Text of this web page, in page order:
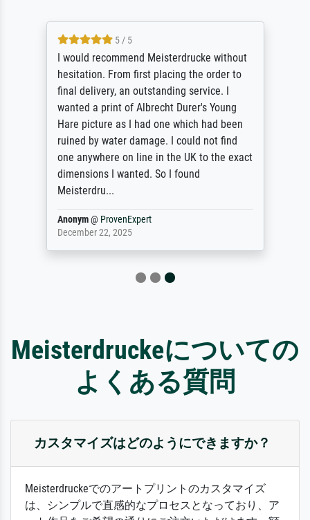
5 / 5
I would recommend Meisterdrucke without
hesitation. From first placing the order to
final delivery, an outstanding service. I
wanted a print of Albrecht Durer's Young
Hare picture as I had one which had been
ruined by water damage. I could not find
one anywhere on line in the UK to the exact
dimensions I wanted. So I found
Meisterdru...
Anonym@ ProvenExpert
December 22, 2025
Meisterdruckeについての
よくある質問
カスタマイズはどのようにできますか？
Meisterdruckeでのアートプリントのカスタマイズ
は、シンプルで直感的なプロセスとなっており、ア